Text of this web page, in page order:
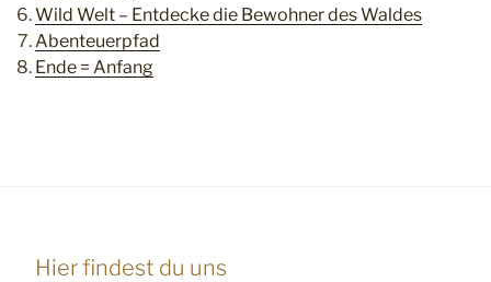
Wild Welt – Entdecke die Bewohner des Waldes
Abenteuerpfad
Ende = Anfang
Hier findest du uns